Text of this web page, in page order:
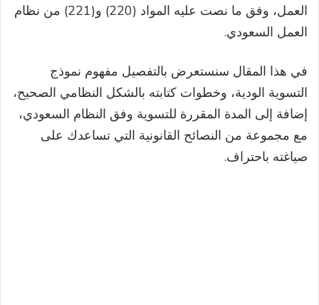
العمل، وفق ما نصت عليه المواد (220) و(221) من نظام
العمل السعودي.
في هذا المقال سنستعرض بالتفصيل مفهوم نموذج
التسوية الودية، وخطوات كتابته بالشكل النظامي الصحيح،
إضافة إلى المدة المقررة للتسوية وفق النظام السعودي،
مع مجموعة من النصائح القانونية التي تساعدك على
صياغته باحتراف.